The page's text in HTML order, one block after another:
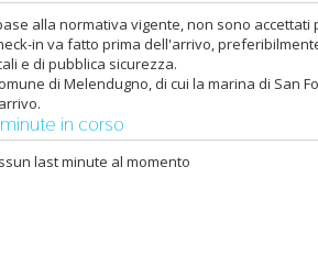
alla normativa vigente, non sono accettati
in va fatto prima dell'arrivo,
e di pubblica sicurezza.
di Melendugno, di cui la marina di San
in corso
last minute al momento